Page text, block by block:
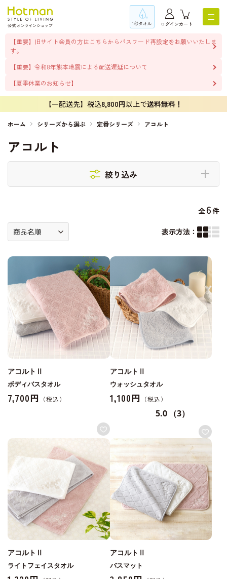
1秒タオル ログインカート
【重要】旧サイト会員の方はこちらからパスワード再設定をお願いいたしま
す。
【重要】令和8年熊本地震による配送遅延について
【夏季休業のお知らせ】
【一配送先】税込8,800円以上で送料無料！
ホーム シリーズから選ぶ 定番シリーズ アコルト
アコルト
絞り込み
全6件
表示方法：
アコルトⅡ
ボディバスタオル
7,700円
アコルトⅡ
ウォッシュタオル
1,100円
5.0 （3）
アコルトⅡ
ライトフェイスタオル
アコルトⅡ
バスマット